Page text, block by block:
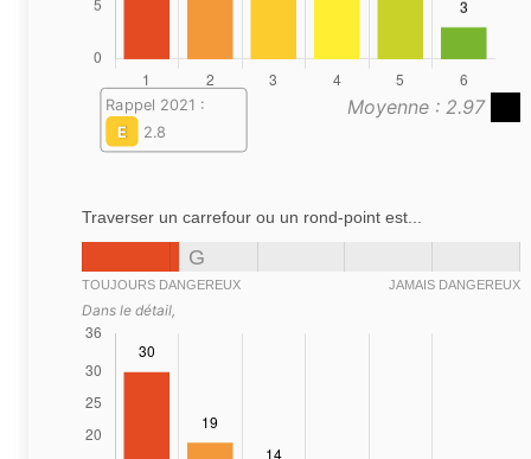
Moyenne : 2.97
Rappel 2021 :
E
2.8
Traverser un carrefour ou un rond-point est...
G
TOUJOURS DANGEREUX JAMAIS DANGEREUX
Dans le détail,